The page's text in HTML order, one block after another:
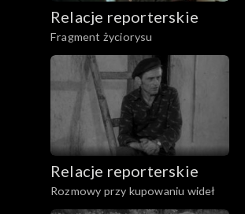
Relacje reporterskie
Fragment życiorysu
Relacje reporterskie
Rozmowy przy kupowaniu wideł